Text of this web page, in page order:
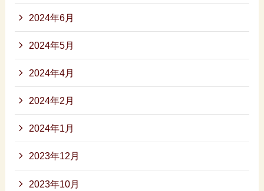
2024年6月
2024年5月
2024年4月
2024年2月
2024年1月
2023年12月
2023年10月